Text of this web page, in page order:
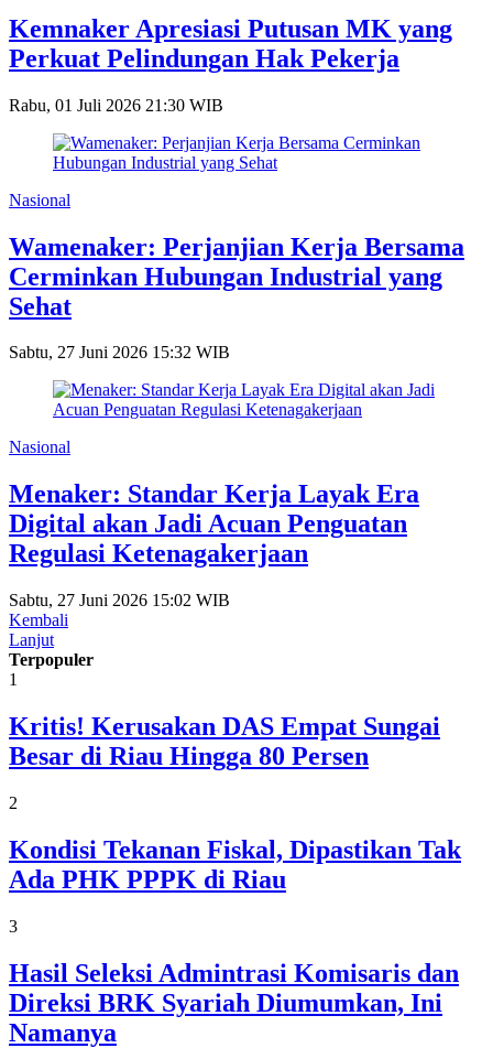
Kemnaker Apresiasi Putusan MK yang
Perkuat Pelindungan Hak Pekerja
Rabu, 01 Juli 2026 21:30 WIB
Nasional
Wamenaker: Perjanjian Kerja Bersama
Cerminkan Hubungan Industrial yang
Sehat
Sabtu, 27 Juni 2026 15:32 WIB
Nasional
Menaker: Standar Kerja Layak Era
Digital akan Jadi Acuan Penguatan
Regulasi Ketenagakerjaan
Sabtu, 27 Juni 2026 15:02 WIB
Kembali
Lanjut
Terpopuler
1
Kritis! Kerusakan DAS Empat Sungai
Besar di Riau Hingga 80 Persen
2
Kondisi Tekanan Fiskal, Dipastikan Tak
Ada PHK PPPK di Riau
3
Hasil Seleksi Admintrasi Komisaris dan
Direksi BRK Syariah Diumumkan, Ini
Namanya